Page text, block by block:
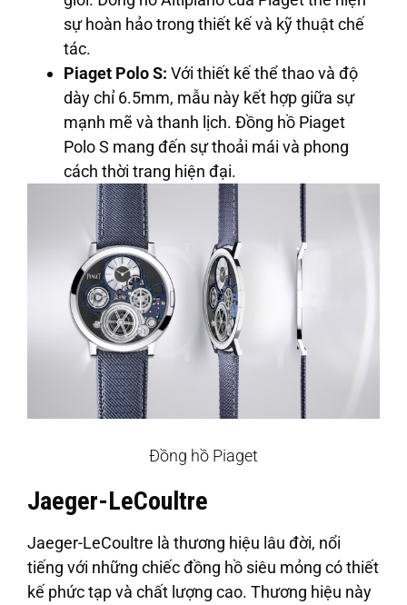
sự hoàn hảo trong thiết kế và kỹ thuật chế
tác.
Piaget Polo S: Với thiết kế thể thao và độ
dày chỉ 6.5mm, mẫu này kết hợp giữa sự
mạnh mẽ và thanh lịch. Đồng hồ Piaget
Polo S mang đến sự thoải mái và phong
cách thời trang hiện đại.
Đồng hồ Piaget
Jaeger-LeCoultre
Jaeger-LeCoultre là thương hiệu lâu đời, nổi
tiếng với những chiếc đồng hồ siêu mỏng có thiết
kế phức tạp và chất lượng cao. Thương hiệu này